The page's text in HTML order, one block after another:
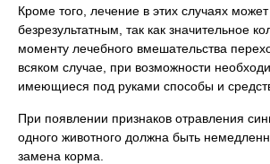
Кроме того, лечение в этих случаях может
безрезультатным, так как значительное
моменту лечебного вмешательства
всяком случае, при возможности
имеющиеся под руками способы и
При появлении признаков отравления
одного животного должна быть
замена корма.